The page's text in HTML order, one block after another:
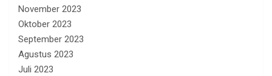
November 2023
Oktober 2023
September 2023
Agustus 2023
Juli 2023